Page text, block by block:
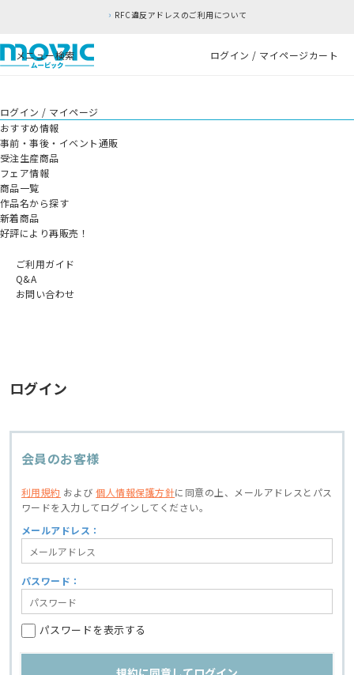
RFC違反アドレスのご利用について
メニュー検索 ログイン / マイページカート
ログイン / マイページ
おすすめ情報
事前・事後・イベント通販
受注生産商品
フェア情報
商品一覧
作品名から探す
新着商品
好評により再販売！
ご利用ガイド
Q&A
お問い合わせ
ログイン
会員のお客様
利用規約 および個人情報保護方針に同意の上、
メールアドレスとパス
ワードを入力してログインしてください。
メールアドレス：
パスワード：
パスワードを表示する